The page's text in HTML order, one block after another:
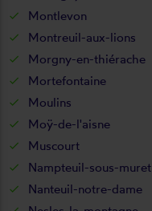
Montlevon
Montreuil-aux-lions
Morgny-en-thiérache
Mortefontaine
Moulins
Moÿ-de-l'aisne
Muscourt
Nampteuil-sous-muret
Nanteuil-notre-dame